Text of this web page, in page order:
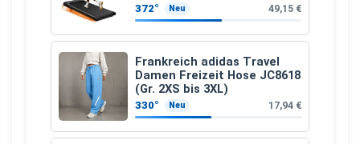
372° Neu 49,15 €
Frankreich adidas Travel
Damen Freizeit Hose JC8618
(Gr. 2XS bis 3XL)
330° Neu 17,94 €